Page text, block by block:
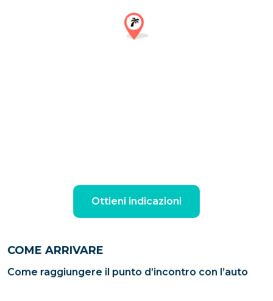
Ottieni indicazioni
COME ARRIVARE
Come raggiungere il punto d’incontro con l’auto